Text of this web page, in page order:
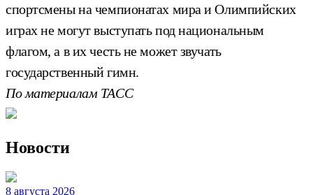
спортсмены на чемпионатах мира и Олимпийских
играх не могут выступать под национальным
флагом, а в их честь не может звучать
государственный гимн.
По материалам ТАСС
Новости
8 августа 2026